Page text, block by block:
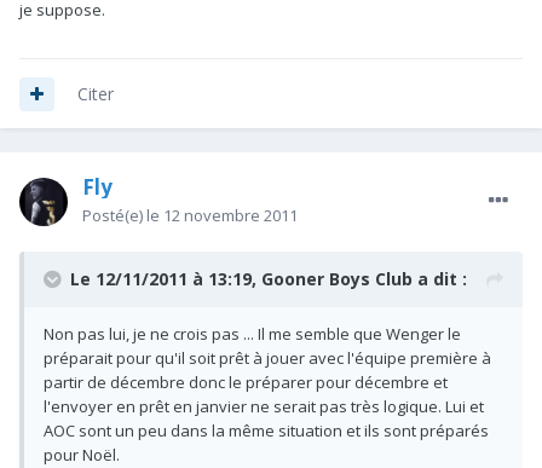
je suppose.
Citer
Fly
Posté(e) le 12 novembre 2011
Le 12/11/2011 à 13:19, Gooner Boys Club a dit :
Non pas lui, je ne crois pas ... Il me semble que Wenger le
préparait pour qu'il soit prêt à jouer avec l'équipe première à
partir de décembre donc le préparer pour décembre et
l'envoyer en prêt en janvier ne serait pas très logique. Lui et
AOC sont un peu dans la même situation et ils sont préparés
pour Noël.